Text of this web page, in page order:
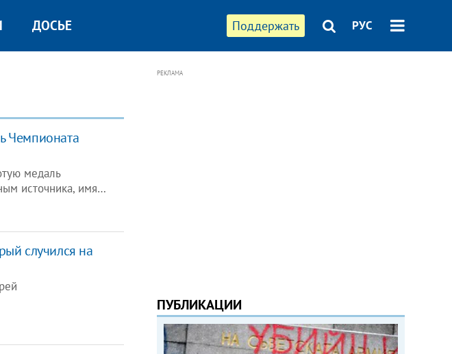
Поддержать РУС
ДОСЬЕ
Чемпионата
медаль
источника, имя…
случился на
РЕКЛАМА
ПУБЛИКАЦИИ